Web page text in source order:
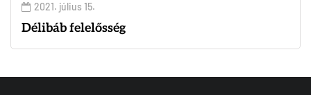
2021. július 15.
Délibáb felelősség